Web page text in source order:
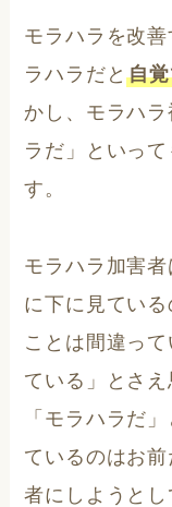
モラハラを改
ラハラだと自
かし、モラハ
ラだ」といっ
す。
モラハラ加害
に下に見てい
ことは間違っ
ている」とさえ
「モラハラだ
ているのはお
者にしようと